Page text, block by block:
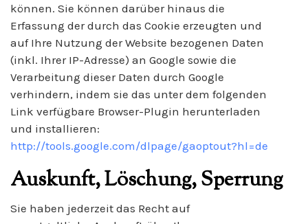
können. Sie können darüber hinaus die
Erfassung der durch das Cookie erzeugten und
auf Ihre Nutzung der Website bezogenen Daten
(inkl. Ihrer IP-Adresse) an Google sowie die
Verarbeitung dieser Daten durch Google
verhindern, indem sie das unter dem folgenden
Link verfügbare Browser-Plugin herunterladen
und installieren:
http://tools.google.com/dlpage/gaoptout?hl=de
Auskunft, Löschung, Sperrung
Sie haben jederzeit das Recht auf